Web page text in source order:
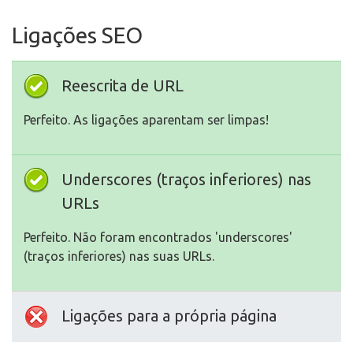
Ligações SEO
Reescrita de URL
Perfeito. As ligações aparentam ser limpas!
Underscores (traços inferiores) nas
URLs
Perfeito. Não foram encontrados 'underscores'
(traços inferiores) nas suas URLs.
Ligações para a própria página